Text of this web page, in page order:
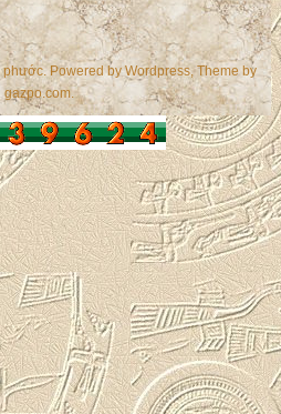
phước. Powered byWordpress, Theme by
gazpo.com.